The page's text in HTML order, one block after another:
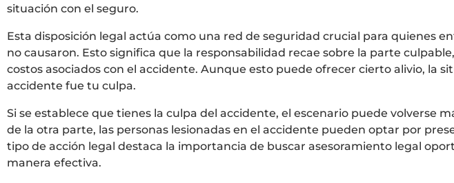
situación con el seguro.
Esta disposición legal actúa como una red de seguridad crucial para quienes
no causaron. Esto significa que la responsabilidad recae sobre la parte
costos asociados con el accidente. Aunque esto puede ofrecer cierto alivio, la
accidente fue tu culpa.
Si se establece que tienes la culpa del accidente, el escenario puede volverse
de la otra parte, las personas lesionadas en el accidente pueden optar por
tipo de acción legal destaca la importancia de buscar asesoramiento legal
manera efectiva.